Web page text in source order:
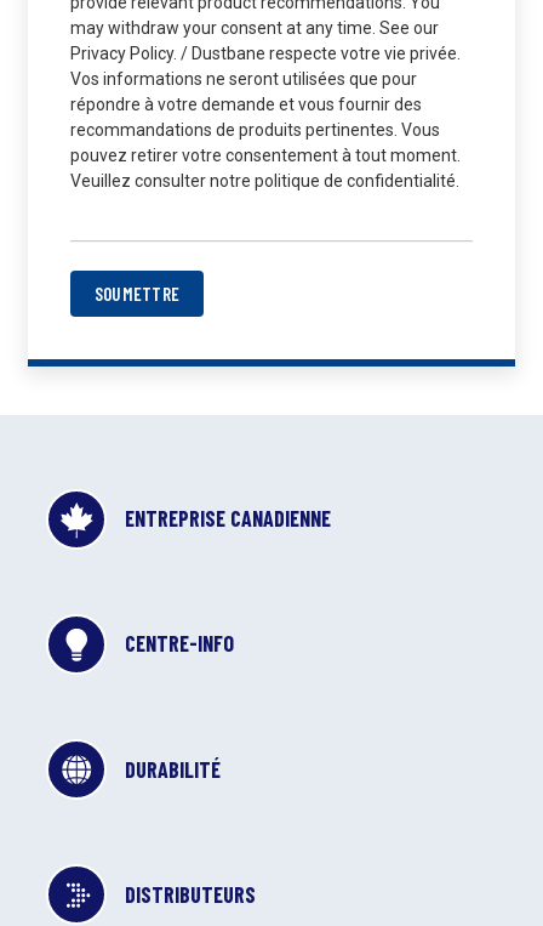
may withdraw your consent at any time. See our
Privacy Policy. / Dustbane respecte votre vie privée.
Vos informations ne seront utilisées que pour
répondre à votre demande et vous fournir des
recommandations de produits pertinentes. Vous
pouvez retirer votre consentement à tout moment.
Veuillez consulter notre politique de confidentialité.
SOUMETTRE
ENTREPRISE CANADIENNE
CENTRE-INFO
DURABILITÉ
DISTRIBUTEURS